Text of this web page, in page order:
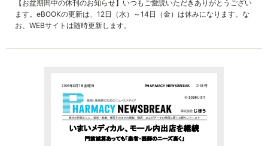
【お盆期間中の休刊のお知らせ】いつもご愛読いただきありがとうござい
ます。eBOOKの更新は、12日（水）～14日（金）は休みになります。な
お、WEBサイトは随時更新します。